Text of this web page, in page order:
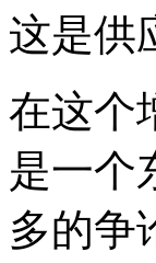
这是供
在这个
是一个
多的争